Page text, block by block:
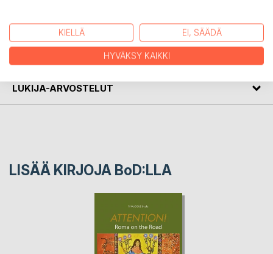
KIRJAILIJA
LEHDISTÖARVOSTELUT
LUKIJA-ARVOSTELUT
LISÄÄ KIRJOJA BoD:LLA
KIELLÄ EI, SÄÄDÄ
HYVÄKSY KAIKKI